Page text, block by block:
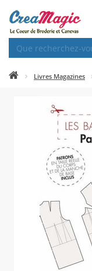
Livres Magazines